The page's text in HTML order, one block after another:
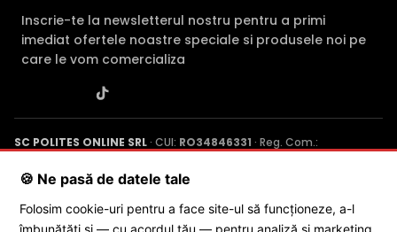
Alte functii
- microfon incorporat
Acest model are formatul video 16/9, functioneaza doar
Inscrie-te la newsletterul nostru pentru a primi
imediat ofertele noastre speciale si produsele noi pe
care le vom comercializa
SC POLITES ONLINE SRL · CUI: RO34846331 · Reg. Com.:
Poenaru, Nr. 1, Craiova, Jud. Dolj ·
🍪 Ne pasă de datele tale
Folosim cookie-uri pentru a face site-ul să funcționeze, a-l
îmbunătăți și — cu acordul tău — pentru analiză și marketing.